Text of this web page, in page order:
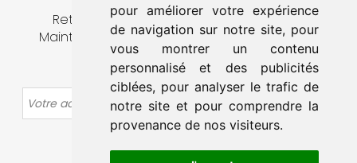
pour améliorer votre expérience
de navigation sur notre site, pour
vous montrer un contenu
personnalisé et des publicités
ciblées, pour analyser le trafic de
notre site et pour comprendre la
provenance de nos visiteurs.
Retrouvez toute l’actualité de la ville de
Maintenon en vous abonnant à notre lettre
d’information.
OK